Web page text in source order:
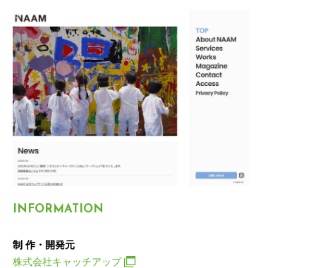
INFORMATION
制 作・開発元
株式会社キャッチアップ